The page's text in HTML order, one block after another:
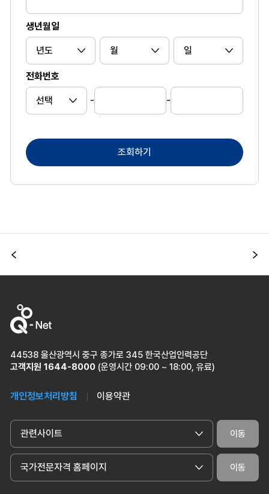
생년월일
전화번호
- -
조회하기
이전
44538 울산광역시 중구 종가로 345 한국산업인력공단
고객지원 1644-8000 (운영시간 09:00 ~ 18:00, 유료)
개인정보처리방침 이용약관
관련사이트 이동
국가전문자격 홈페이지 이동